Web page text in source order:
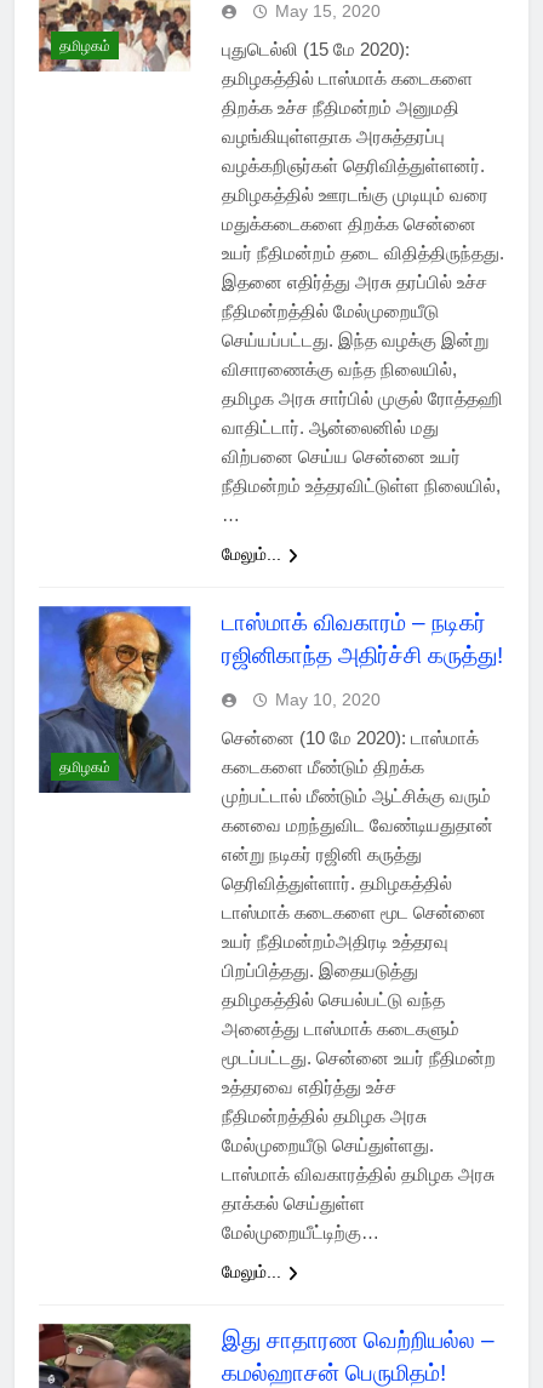
தமிழகம்
May 15, 2020
புதுடெல்லி (15 மே 2020):
தமிழகத்தில் டாஸ்மாக் கடைகளை
திறக்க உச்ச நீதிமன்றம் அனுமதி
வழங்கியுள்ளதாக அரசுத்தரப்பு
வழக்கறிஞர்கள் தெரிவித்துள்ளனர்.
தமிழகத்தில் ஊரடங்கு முடியும் வரை
மதுக்கடைகளை திறக்க சென்னை
உயர் நீதிமன்றம் தடை விதித்திருந்தது.
இதனை எதிர்த்து அரசு தரப்பில் உச்ச
நீதிமன்றத்தில் மேல்முறையீடு
செய்யப்பட்டது. இந்த வழக்கு இன்று
விசாரணைக்கு வந்த நிலையில்,
தமிழக அரசு சார்பில் முகுல் ரோத்தஹி
வாதிட்டார். ஆன்லைனில் மது
விற்பனை செய்ய சென்னை உயர்
நீதிமன்றம் உத்தரவிட்டுள்ள நிலையில்,
…
மேலும்...
தமிழகம்
டாஸ்மாக் விவகாரம் – நடிகர்
ரஜினிகாந்த அதிர்ச்சி கருத்து!
May 10, 2020
சென்னை (10 மே 2020): டாஸ்மாக்
கடைகளை மீண்டும் திறக்க
முற்பட்டால் மீண்டும் ஆட்சிக்கு வரும்
கனவை மறந்துவிட வேண்டியதுதான்
என்று நடிகர் ரஜினி கருத்து
தெரிவித்துள்ளார். தமிழகத்தில்
டாஸ்மாக் கடைகளை மூட சென்னை
உயர் நீதிமன்றம்அதிரடி உத்தரவு
பிறப்பித்தது. இதையடுத்து
தமிழகத்தில் செயல்பட்டு வந்த
அனைத்து டாஸ்மாக் கடைகளும்
மூடப்பட்டது. சென்னை உயர் நீதிமன்ற
உத்தரவை எதிர்த்து உச்ச
நீதிமன்றத்தில் தமிழக அரசு
மேல்முறையீடு செய்துள்ளது.
டாஸ்மாக் விவகாரத்தில் தமிழக அரசு
தாக்கல் செய்துள்ள
மேல்முறையீட்டிற்கு…
மேலும்...
இது சாதாரண வெற்றியல்ல –
கமல்ஹாசன் பெருமிதம்!